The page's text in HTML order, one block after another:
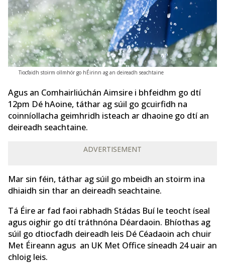
Tiocfaidh stoirm ollmhór go hÉirinn ag an deireadh seachtaine
Agus an Comhairliúchán Aimsire i bhfeidhm go dtí
12pm Dé hAoine, táthar ag súil go gcuirfidh na
coinníollacha geimhridh isteach ar dhaoine go dtí an
deireadh seachtaine.
ADVERTISEMENT
Mar sin féin, táthar ag súil go mbeidh an stoirm ina
dhiaidh sin thar an deireadh seachtaine.
Tá Éire ar fad faoi rabhadh Stádas Buí le teocht íseal
agus oighir go dtí tráthnóna Déardaoin. Bhíothas ag
súil go dtiocfadh deireadh leis Dé Céadaoin ach chuir
Met Éireann agus an UK Met Office síneadh 24 uair an
chloig leis.